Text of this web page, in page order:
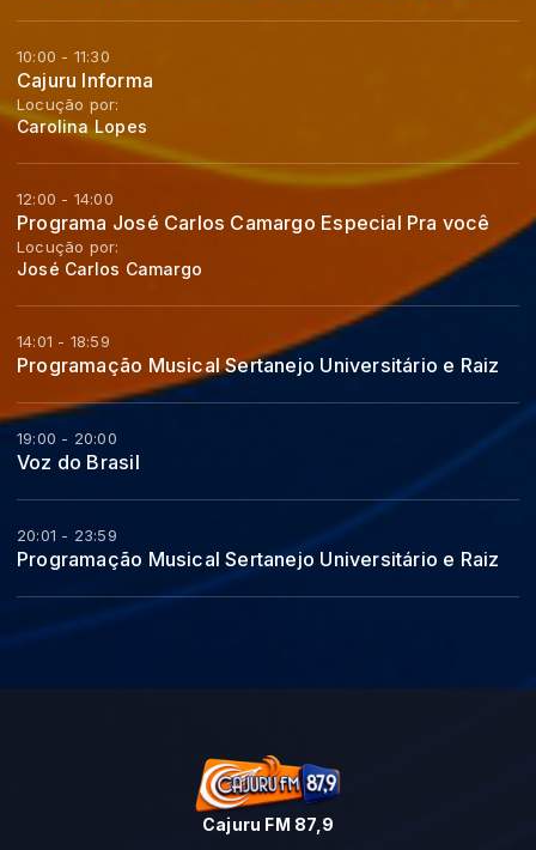
10:00 - 11:30
Cajuru Informa
Locução por:
Carolina Lopes
12:00 - 14:00
Programa José Carlos Camargo Especial Pra você
Locução por:
José Carlos Camargo
14:01 - 18:59
Programação Musical Sertanejo Universitário e Raiz
19:00 - 20:00
Voz do Brasil
20:01 - 23:59
Programação Musical Sertanejo Universitário e Raiz
Cajuru FM 87,9